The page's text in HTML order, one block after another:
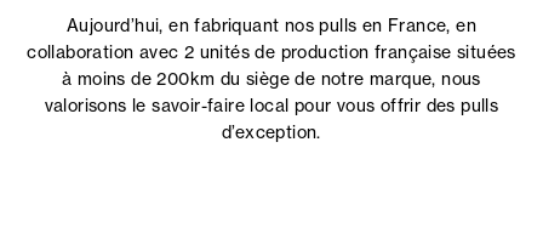
Aujourd’hui, en fabriquant nos pulls en France, en
collaboration avec 2 unités de production française situées
à moins de 200km du siège de notre marque, nous
valorisons le savoir-faire local pour vous offrir des pulls
d’exception.